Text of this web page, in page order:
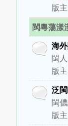
版
閩粵蕩漾
海
閩
版
泛
閩
版